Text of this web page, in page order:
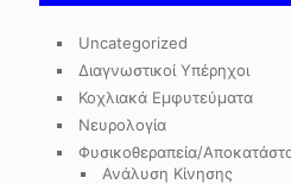
Uncategorized
Διαγνωστικοί Υπέρηχοι
Κοχλιακά Εμφυτεύματα
Νευρολογία
Φυσικοθεραπεία/
Ανάλυση Κίνησης